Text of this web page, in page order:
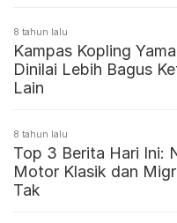
8 tahun lalu
Kampas Kopling
Dinilai Lebih Bagus
Lain
8 tahun lalu
Top 3 Berita Hari Ini:
Motor Klasik dan
Tak